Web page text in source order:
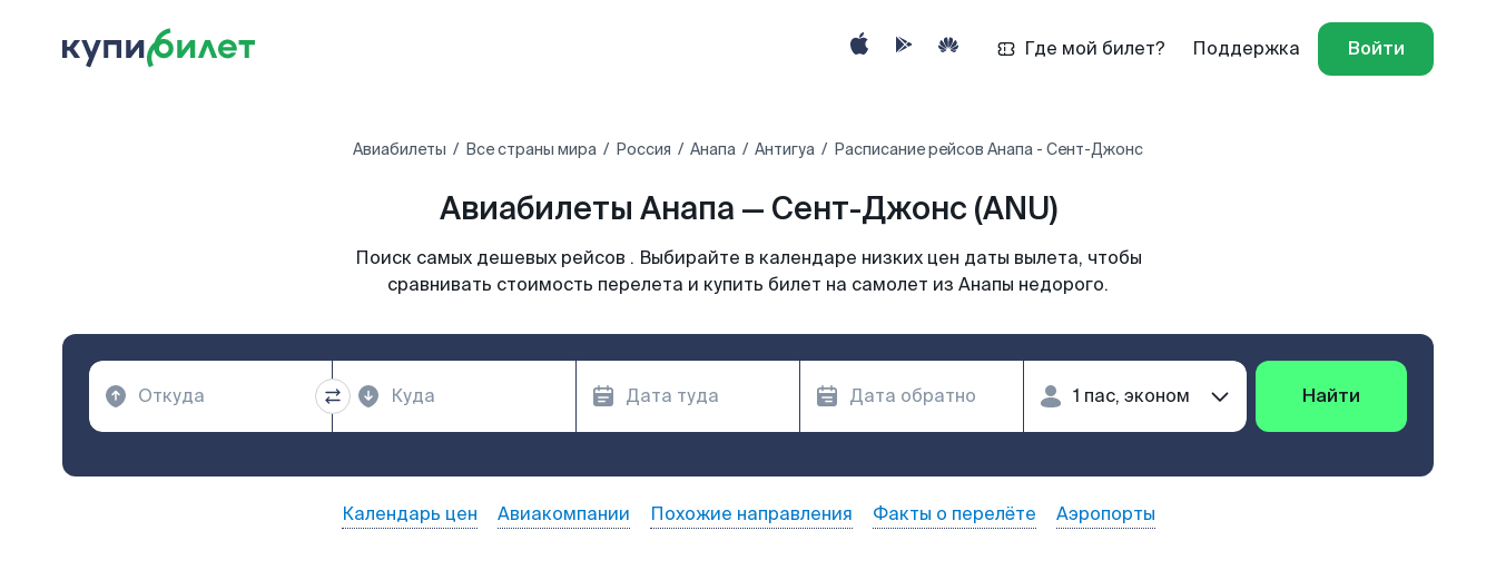
Где мой билет? Поддержка Войти
Авиабилеты Все страны мира Россия Анапа Антигуа Расписание рейсов Анапа - Сент-Джонс
Авиабилеты Анапа — Сент-Джонс (ANU)
Поиск самых дешевых рейсов . Выбирайте в календаре низких цен даты вылета, чтобы
сравнивать стоимость перелета и купить билет на самолет из Анапы недорого.
Найти
Календарь цен Авиакомпании Похожие направления Факты о перелёте Аэропорты